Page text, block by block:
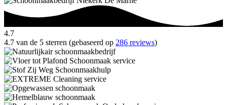
4.7
4.7 van de 5 sterren (gebaseerd op 286 reviews)